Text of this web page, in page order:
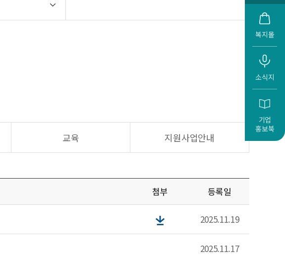
교육 지원사업안내
첨부 등록일
2025.11.19
2025.11.17
복지몰
소식지
기업
홍보북